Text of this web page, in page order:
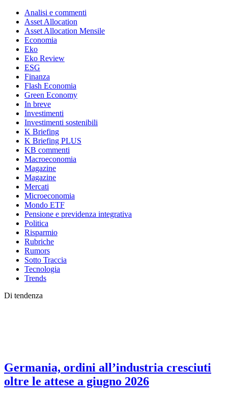
Analisi e commenti
Asset Allocation
Asset Allocation Mensile
Economia
Eko
Eko Review
ESG
Finanza
Flash Economia
Green Economy
In breve
Investimenti
Investimenti sostenibili
K Briefing
K Briefing PLUS
KB commenti
Macroeconomia
Magazine
Magazine
Mercati
Microeconomia
Mondo ETF
Pensione e previdenza integrativa
Politica
Risparmio
Rubriche
Rumors
Sotto Traccia
Tecnologia
Trends
Di tendenza
Germania, ordini all’industria cresciuti
oltre le attese a giugno 2026